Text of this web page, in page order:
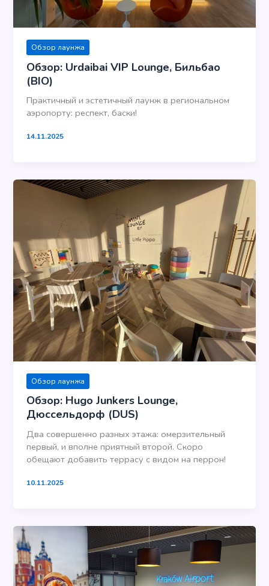
Обзор лаунжа
Обзор: Urdaibai VIP Lounge, Бильбао
(BIO)
Практичный и эстетичный лаунж в региональном
аэропорту: респект, баски!
14.11.2025
Обзор лаунжа
Обзор: Hugo Junkers Lounge,
Дюссельдорф (DUS)
Два совершенно разных этажа: омерзительный
первый, и вполне приятный второй. Скоро
обещают добавить террасу с видом на перрон!
10.11.2025